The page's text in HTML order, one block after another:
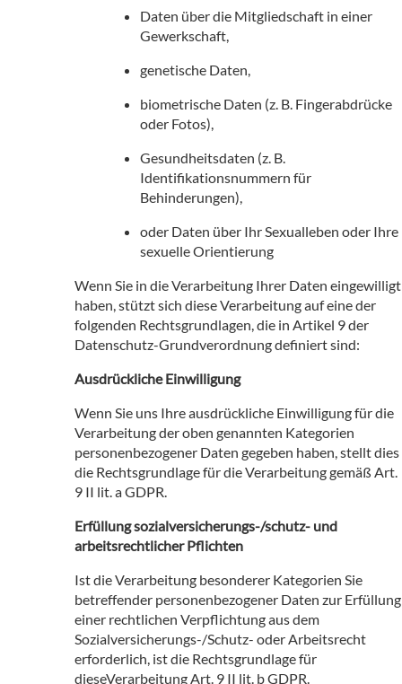
Daten über die Mitgliedschaft in einer
Gewerkschaft,
genetische Daten,
biometrische Daten (z. B. Fingerabdrücke
oder Fotos),
Gesundheitsdaten (z. B.
Identifikationsnummern für
Behinderungen),
oder Daten über Ihr Sexualleben oder Ihre
sexuelle Orientierung
Wenn Sie in die Verarbeitung Ihrer Daten eingewilligt
haben, stützt sich diese Verarbeitung auf eine der
folgenden Rechtsgrundlagen, die in Artikel 9 der
Datenschutz-Grundverordnung definiert sind:
Ausdrückliche Einwilligung
Wenn Sie uns Ihre ausdrückliche Einwilligung für die
Verarbeitung der oben genannten Kategorien
personenbezogener Daten gegeben haben, stellt dies
die Rechtsgrundlage für die Verarbeitung gemäß Art.
9 II lit. a GDPR.
Erfüllung sozialversicherungs-/schutz- und
arbeitsrechtlicher Pflichten
Ist die Verarbeitung besonderer Kategorien Sie
betreffender personenbezogener Daten zur Erfüllung
einer rechtlichen Verpflichtung aus dem
Sozialversicherungs-/Schutz- oder Arbeitsrecht
erforderlich, ist die Rechtsgrundlage für
dieseVerarbeitung Art. 9 II lit. b GDPR.